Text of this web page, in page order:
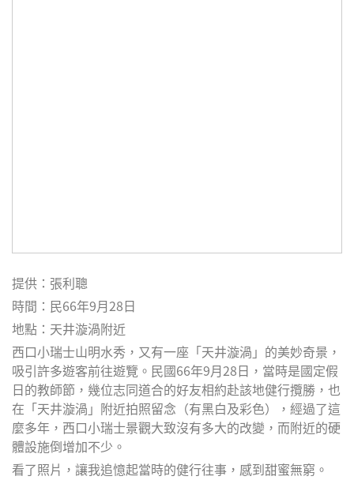
提供：張利聰
時間：民66年9月28日
地點：天井漩渦附近
西口小瑞士山明水秀，又有一座「天井漩渦」的美妙奇景，
吸引許多遊客前往遊覽。民國66年9月28日，當時是國定假
日的教師節，幾位志同道合的好友相約赴該地健行攬勝，也
在「天井漩渦」附近拍照留念（有黑白及彩色），經過了這
麼多年，西口小瑞士景觀大致沒有多大的改變，而附近的硬
體設施倒增加不少。
看了照片，讓我追憶起當時的健行往事，感到甜蜜無窮。